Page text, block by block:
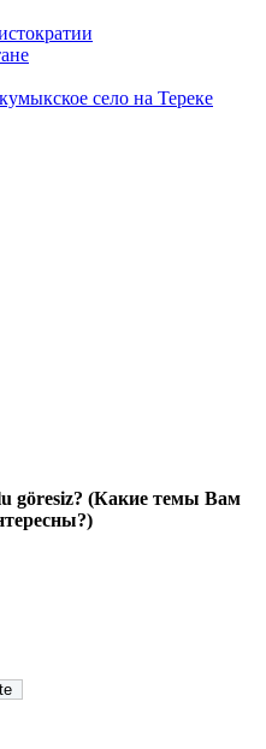
село на Тереке
göresiz? (Какие темы Вам